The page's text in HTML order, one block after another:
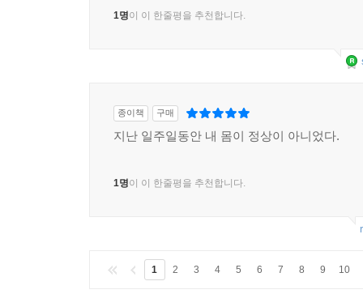
1명이 이 한줄평을 추천합니다.
종이책 구매
지난 일주일동안 내 몸이 정상이 아니었다.
1명이 이 한줄평을 추천합니다.
1 2 3 4 5 6 7 8 9 10